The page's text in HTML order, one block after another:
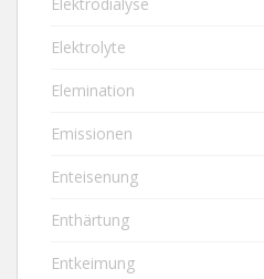
Elektrolyte
Elemination
Emissionen
Enteisenung
Enthärtung
Entkeimung